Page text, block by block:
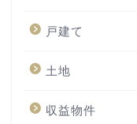
戸建て
土地
収益物件